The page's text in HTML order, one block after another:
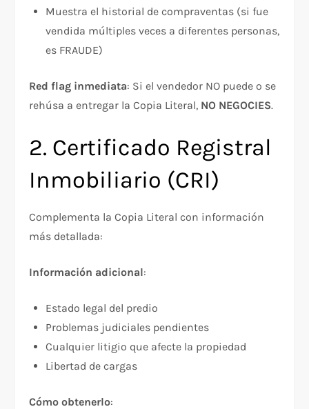
Muestra el historial de compraventas (si fue
vendida múltiples veces a diferentes personas,
es FRAUDE)
Red flag inmediata: Si el vendedor NO puede o se
rehúsa a entregar la Copia Literal, NO NEGOCIES.​
2. Certificado Registral
Inmobiliario (CRI)
Complementa la Copia Literal con información
más detallada:​
Información adicional:​
Estado legal del predio
Problemas judiciales pendientes
Cualquier litigio que afecte la propiedad
Libertad de cargas
Cómo obtenerlo:​